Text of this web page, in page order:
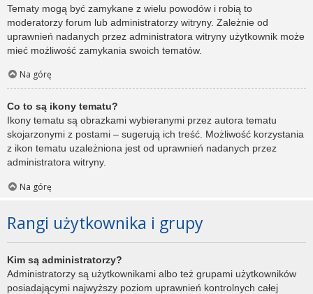
Tematy mogą być zamykane z wielu powodów i robią to
moderatorzy forum lub administratorzy witryny. Zależnie od
uprawnień nadanych przez administratora witryny użytkownik może
mieć możliwość zamykania swoich tematów.
Na górę
Co to są ikony tematu?
Ikony tematu są obrazkami wybieranymi przez autora tematu
skojarzonymi z postami – sugerują ich treść. Możliwość korzystania
z ikon tematu uzależniona jest od uprawnień nadanych przez
administratora witryny.
Na górę
Rangi użytkownika i grupy
Kim są administratorzy?
Administratorzy są użytkownikami albo też grupami użytkowników
posiadającymi najwyższy poziom uprawnień kontrolnych całej